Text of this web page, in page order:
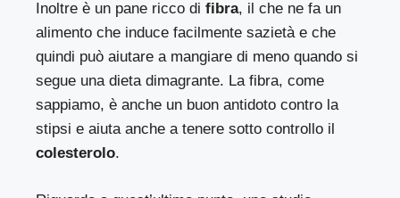
Inoltre è un pane ricco difibra, il che ne fa un
alimento che induce facilmente sazietà e che
quindi può aiutare a mangiare di meno quando si
segue una dieta dimagrante. La fibra, come
sappiamo, è anche un buon antidoto contro la
stipsi e aiuta anche a tenere sotto controllo il
colesterolo.